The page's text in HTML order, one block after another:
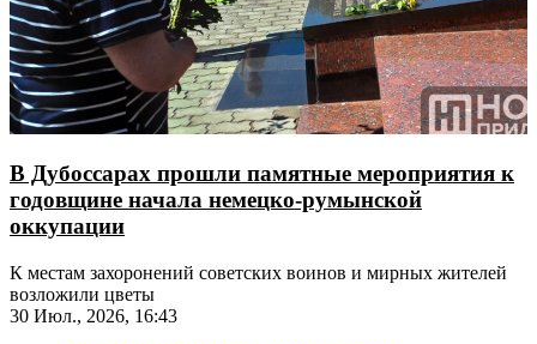
В Дубоссарах прошли памятные мероприятия к
годовщине начала немецко-румынской
оккупации
К местам захоронений советских воинов и мирных жителей
возложили цветы
30 Июл., 2026, 16:43